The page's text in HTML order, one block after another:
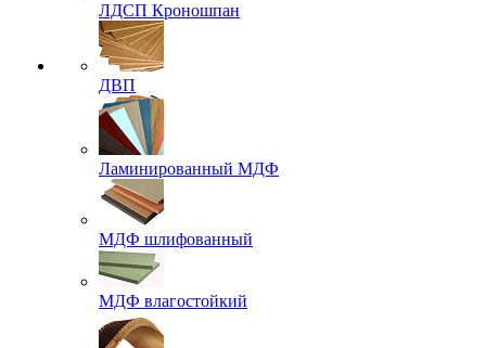
ЛДСП Кроношпан
ДВП
Ламинированный МДФ
МДФ шлифованный
МДФ влагостойкий